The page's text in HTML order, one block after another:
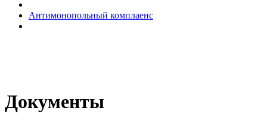
Антимонопольный комплаенс
Документы